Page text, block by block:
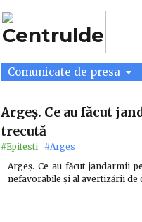
Comunicate de presa
Argeș. Ce au făcut
trecută
#Epitesti #Arges
Argeș. Ce au făcut jandarmii
nefavorabile și al avertizării de